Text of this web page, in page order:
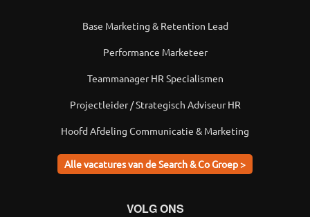
Base Marketing & Retention Lead
Performance Marketeer
Teammanager HR Specialismen
Projectleider / Strategisch Adviseur HR
Hoofd Afdeling Communicatie & Marketing
Alle vacatures van de Search & Co Groep >
VOLG ONS